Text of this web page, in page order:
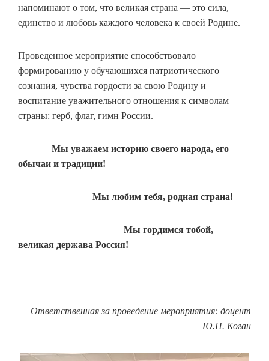
напоминают о том, что великая страна — это сила,
единство и любовь каждого человека к своей Родине.
Проведенное мероприятие способствовало
формированию у обучающихся патриотического
сознания, чувства гордости за свою Родину и
воспитание уважительного отношения к символам
страны: герб, флаг, гимн России.
Мы уважаем историю своего народа, его
обычаи и традиции!
Мы любим тебя, родная страна!
Мы гордимся тобой,
великая держава Россия!
Ответственная за проведение мероприятия: доцент
Ю.Н. Коган